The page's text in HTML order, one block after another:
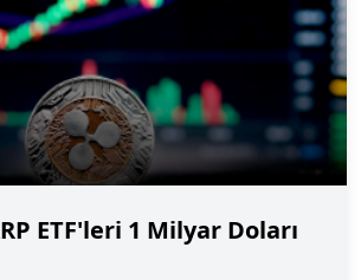
ETF'leri 1 Milyar Doları